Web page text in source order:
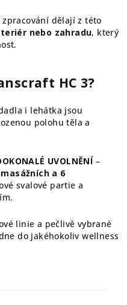
dělají z této
nebo zahradu, který
HC 3?
i lehátka jsou
polohu těla a
UVOLNĚNÍ–
a 6
svalové partie a
linie a pečlivě vybrané
do jakéhokoliv wellness